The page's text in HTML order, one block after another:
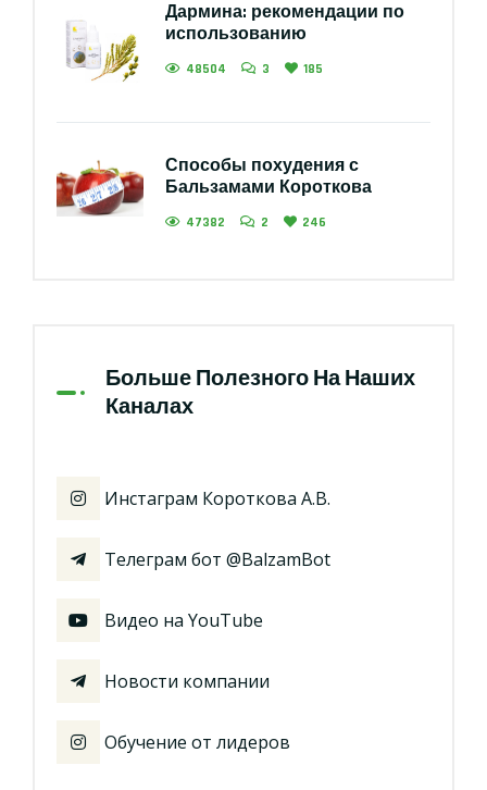
Дармина: рекомендации по
использованию
48504 3 185
Способы похудения с
Бальзамами Короткова
47382 2 246
Больше Полезного На Наших
Каналах
Инстаграм Короткова А.В.
Телеграм бот @BalzamBot
Видео на YouTube
Новости компании
Обучение от лидеров